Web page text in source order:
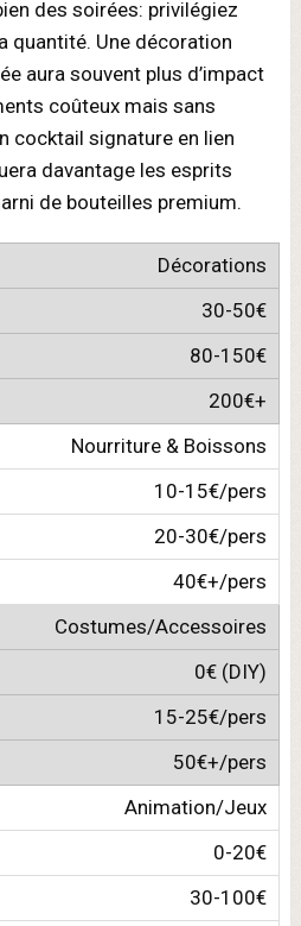
des soirées: privilégiez
quantité. Une décoration
aura souvent plus d’impact
coûteux mais sans
cocktail signature en lien
davantage les esprits
de bouteilles premium.
Décorations
30-50€
80-150€
200€+
Nourriture & Boissons
10-15€/pers
20-30€/pers
40€+/pers
Costumes/Accessoires
0€ (DIY)
15-25€/pers
50€+/pers
Animation/Jeux
0-20€
30-100€